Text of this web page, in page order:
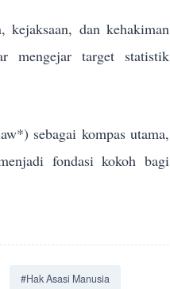
kejaksaan, dan kehakiman
mengejar target statistik
sebagai kompas utama,
fondasi kokoh bagi
#Hak Asasi Manusia